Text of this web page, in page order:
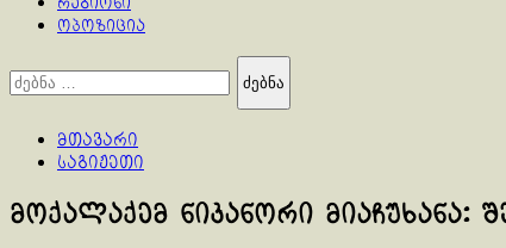
ოპოზიცია
ძებნა:
მთავარი
საგიჟეთი
მოქალაქემ ნიკანორი მიაჩუხანა: